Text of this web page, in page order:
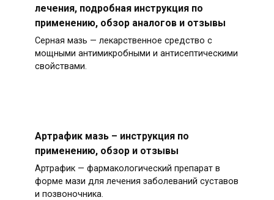
лечения, подробная инструкция по
применению, обзор аналогов и отзывы
Серная мазь — лекарственное средство с
мощными антимикробными и антисептическими
свойствами.
Артрафик мазь – инструкция по
применению, обзор и отзывы
Артрафик — фармакологический препарат в
форме мази для лечения заболеваний суставов
и позвоночника.